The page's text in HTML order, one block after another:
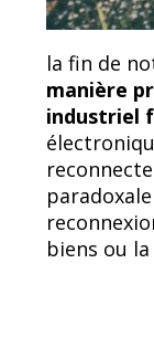
la fin de
manière
industriel
biens ou